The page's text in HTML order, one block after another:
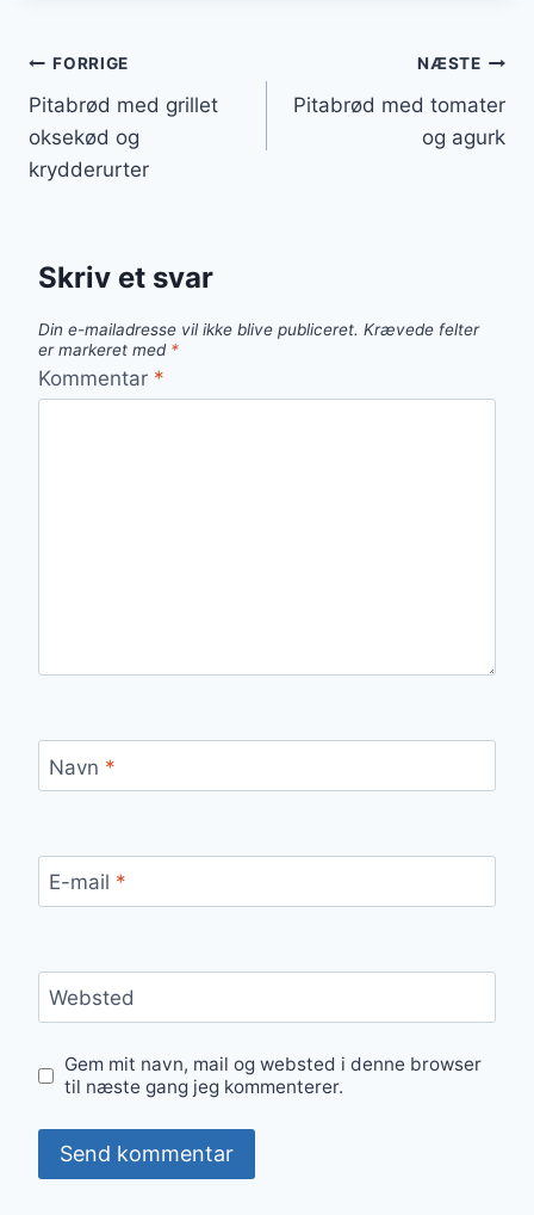
Indlægsnavigation
FORRIGE
Pitabrød med grillet
oksekød og
krydderurter
NÆSTE
Pitabrød med tomater
og agurk
Skriv et svar
Din e-mailadresse vil ikke blive publiceret. Krævede felter
er markeret med *
Kommentar *
Navn *
E-mail *
Websted
Gem mit navn, mail og websted i denne browser
til næste gang jeg kommenterer.